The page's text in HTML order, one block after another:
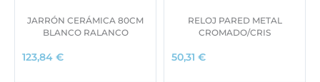
JARRÓN CERÁMICA 80CM
BLANCO RALANCO
123,84 €
RELOJ PARED METAL
CROMADO/CRIS
50,31 €